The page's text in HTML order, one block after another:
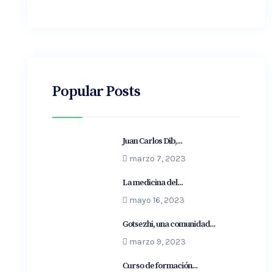
Popular Posts
Juan Carlos Dib,...
marzo 7, 2023
La medicina del...
mayo 16, 2023
Gotsezhi, una comunidad...
marzo 9, 2023
Curso de formación...